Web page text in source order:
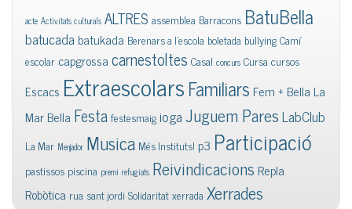
acte Activitats culturals ALTRES assemblea Barracons BatuBella
batucadabatukada Berenars a l'escola boletada bullyingCamí
escolar capgrossacarnestoltes Casal concurs Cursa cursos
Escacs ExtraescolarsFamiliars Fem + Bella La
Mar Bella FestafestesmaigiogaJuguem ParesLabClub
La Mar Menjador Musica Més Instituts! p3 Participació
pastissos piscina premi refugiats Reivindicacions Repla
Robòtica rua sant jordi Solidaritatxerrada Xerrades